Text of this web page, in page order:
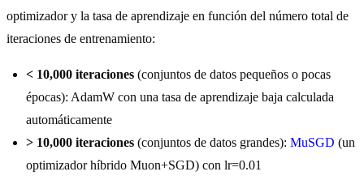
optimizador y la tasa de aprendizaje en función del número total de
iteraciones de entrenamiento:
< 10,000 iteraciones (conjuntos de datos pequeños o pocas
épocas): AdamW con una tasa de aprendizaje baja calculada
automáticamente
> 10,000 iteraciones (conjuntos de datos grandes): MuSGD (un
optimizador híbrido Muon+SGD) con lr=0.01